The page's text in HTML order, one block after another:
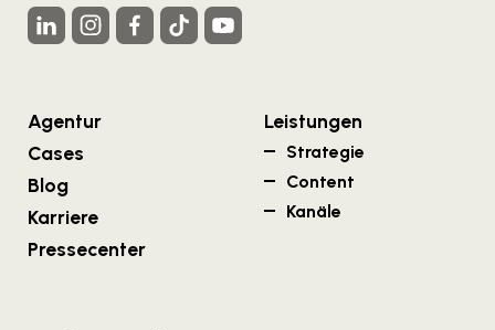
Agentur
Cases
Blog
Karriere
Pressecenter
Leistungen
Strategie
Content
Kanäle